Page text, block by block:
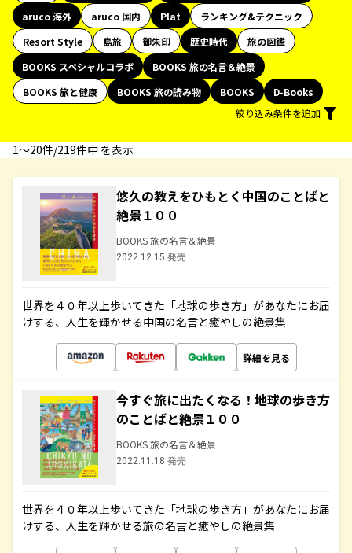
aruco 海外
aruco 国内 Plat
ランキング&テクニック
Resort Style
島旅 御朱印 歴史時代
旅の図鑑
BOOKS スペシャルコラボ
BOOKS 旅の名言＆絶景
BOOKS 旅と健康
BOOKS 旅の読み物 BOOKS
D-Books
絞り込み条件を追加
1〜20件/219件中 を表示
悠久の教えをひもとく中国のことばと
絶景１００
BOOKS 旅の名言＆絶景
2022.12.15 発売
世界を４０年以上歩いてきた「地球の歩き方」があなたにお届
けする、人生を輝かせる中国の名言と癒やしの絶景集
詳細を見る
今すぐ旅に出たくなる！地球の歩き方
のことばと絶景１００
BOOKS 旅の名言＆絶景
2022.11.18 発売
世界を４０年以上歩いてきた「地球の歩き方」があなたにお届
けする、人生を輝かせる旅の名言と癒やしの絶景集